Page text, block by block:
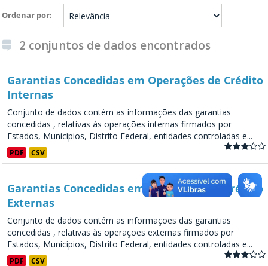
Ordenar por
2 conjuntos de dados encontrados
Garantias Concedidas em Operações de Crédito
Internas
Conjunto de dados contém as informações das garantias
concedidas , relativas às operações internas firmados por
Estados, Municípios, Distrito Federal, entidades controladas e...
PDF CSV
Garantias Concedidas em Operações de Crédito
Externas
Conjunto de dados contém as informações das garantias
concedidas , relativas às operações externas firmados por
Estados, Municípios, Distrito Federal, entidades controladas e...
PDF CSV